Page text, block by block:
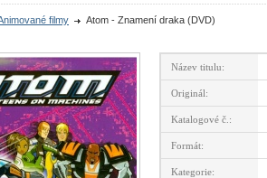
filmy Atom - Znamení draka (DVD)
Název titulu:
Originál:
Katalogové č.:
Formát:
Kategorie: